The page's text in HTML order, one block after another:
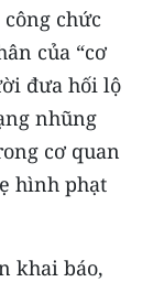
chức
của “cơ
đưa hối lộ
nhũng
cơ quan
hình phạt
khai báo,